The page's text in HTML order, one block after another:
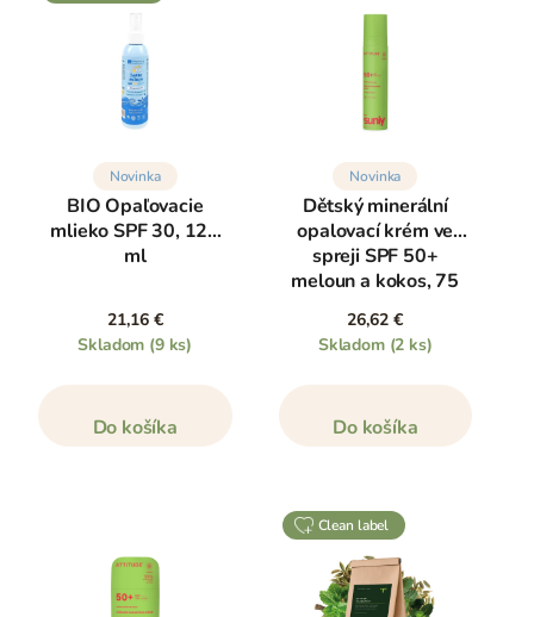
Novinka
BIO Opaľovacie
mlieko SPF 30, 125
ml
21,16 €
Skladom (9 ks)
Do košíka
Novinka
Dětský minerální
opalovací krém ve
spreji SPF 50+
meloun a kokos, 75
26,62 €
Skladom (2 ks)
Do košíka
clean label